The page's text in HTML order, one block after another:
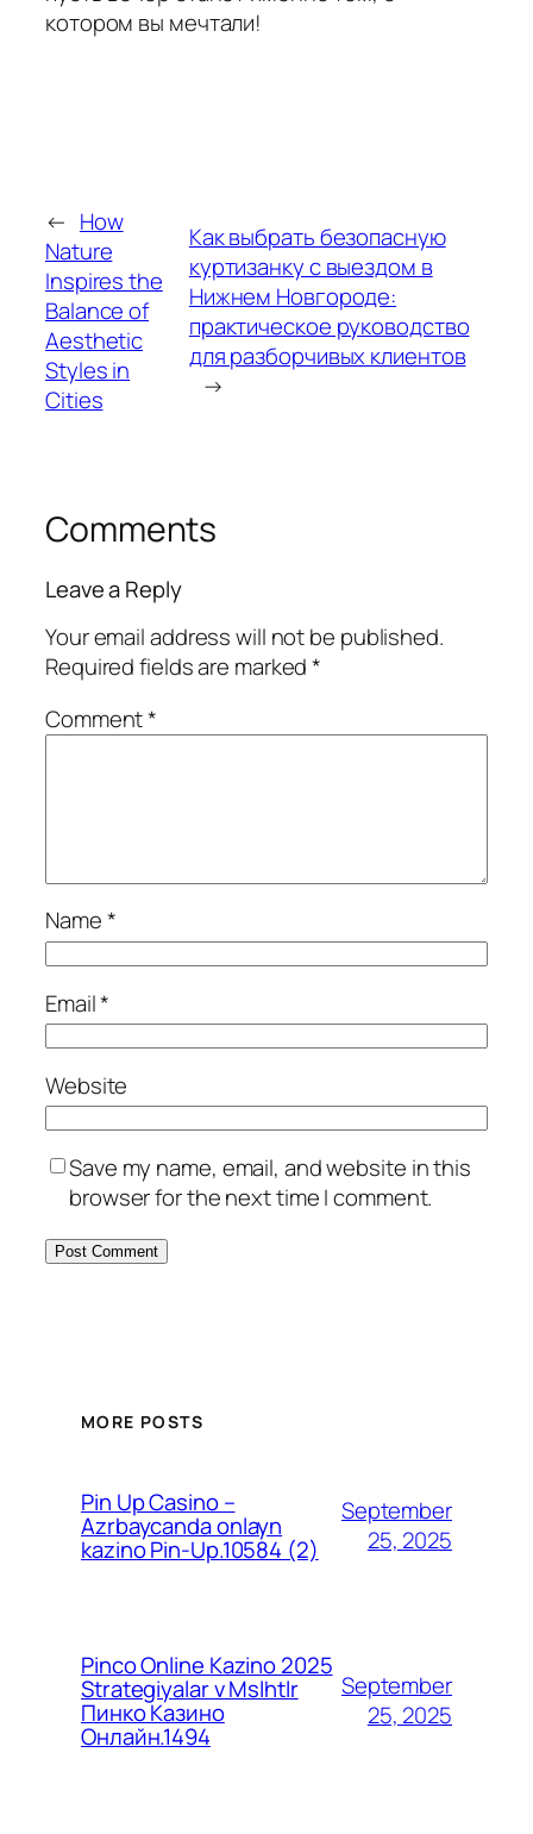
котором вы мечтали!
← How
Nature
Inspires the
Balance of
Aesthetic
Styles in
Cities
Как выбрать безопасную
куртизанку с выездом в
Нижнем Новгороде:
практическое руководство
для разборчивых клиентов
→
Comments
Leave a Reply
Your email address will not be published.
Required fields are marked*
Comment*
Name*
Email*
Website
Save my name, email, and website in this
browser for the next time I comment.
MORE POSTS
Pin Up Casino –
Azrbaycanda onlayn
kazino Pin-Up.10584 (2)
September
25, 2025
Pinco Online Kazino 2025
Strategiyalar v Mslhtlr
Пинко Казино
Онлайн.1494
September
25, 2025